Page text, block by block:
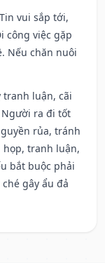
Tin vui sắp tới,
công việc gặp
Nếu chăn nuôi
tranh luận, cãi
Người ra đi tốt
rủa, tránh
họp, tranh luận,
bắt buộc phải
gây ẩu đả